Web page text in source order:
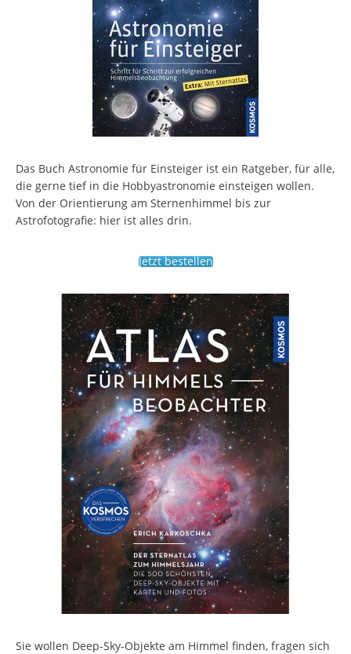
Das Buch Astronomie für Einsteiger ist ein Ratgeber, für alle,
die gerne tief in die Hobbyastronomie einsteigen wollen.
Von der Orientierung am Sternenhimmel bis zur
Astrofotografie: hier ist alles drin.
Jetzt bestellen
Sie wollen Deep-Sky-Objekte am Himmel finden, fragen sich